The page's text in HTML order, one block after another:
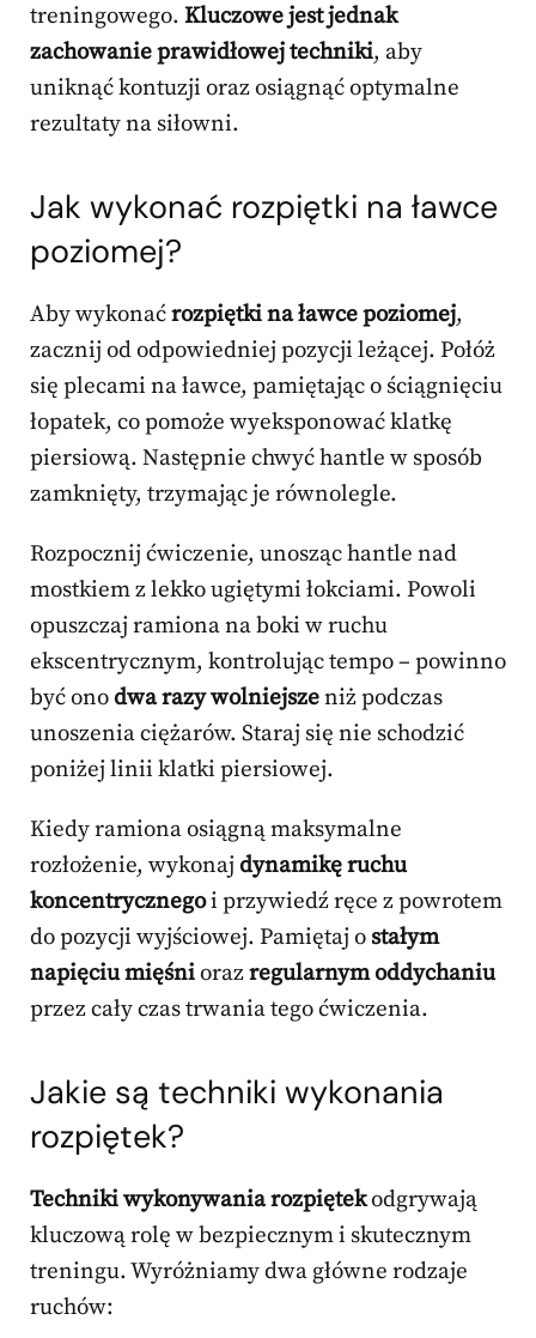
treningowego. Kluczowe jest jednak
zachowanie prawidłowej techniki, aby
uniknąć kontuzji oraz osiągnąć optymalne
rezultaty na siłowni.
Jak wykonać rozpiętki na ławce
poziomej?
Aby wykonaćrozpiętki na ławce poziomej,
zacznij od odpowiedniej pozycji leżącej. Połóż
się plecami na ławce, pamiętając o ściągnięciu
łopatek, co pomoże wyeksponować klatkę
piersiową. Następnie chwyć hantle w sposób
zamknięty, trzymając je równolegle.
Rozpocznij ćwiczenie, unosząc hantle nad
mostkiem z lekko ugiętymi łokciami. Powoli
opuszczaj ramiona na boki w ruchu
ekscentrycznym, kontrolując tempo – powinno
być onodwa razy wolniejszeniż podczas
unoszenia ciężarów. Staraj się nie schodzić
poniżej linii klatki piersiowej.
Kiedy ramiona osiągną maksymalne
rozłożenie, wykonajdynamikę ruchu
koncentrycznegoi przywiedź ręce z powrotem
do pozycji wyjściowej. Pamiętaj o stałym
napięciu mięśniorazregularnym oddychaniu
przez cały czas trwania tego ćwiczenia.
Jakie są techniki wykonania
rozpiętek?
Techniki wykonywania rozpiętekodgrywają
kluczową rolę w bezpiecznym i skutecznym
treningu. Wyróżniamy dwa główne rodzaje
ruchów: